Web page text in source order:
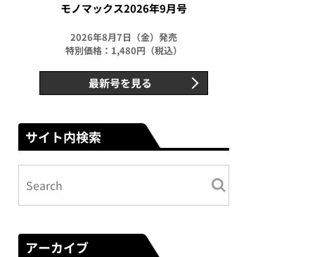
モノマックス2026年9月号
2026年8月7日（金）発売
特別価格：1,480円（税込）
最新号を見る
サイト内検索
アーカイブ